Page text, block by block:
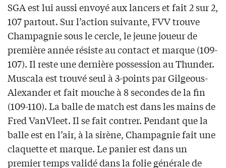
SGA est lui aussi envoyé aux lancers et fait 2 sur 2,
107 partout. Sur l’action suivante, FVV trouve
Champagnie sous le cercle, le jeune joueur de
première année résiste au contact et marque (109-
107). Il reste une dernière possession au Thunder.
Muscala est trouvé seul à 3-points par Gilgeous-
Alexander et fait mouche à 8 secondes de la fin
(109-110). La balle de match est dans les mains de
Fred VanVleet. Il se fait contrer. Pendant que la
balle est en l’air, à la sirène, Champagnie fait une
claquette et marque. Le panier est dans un
premier temps validé dans la folie générale de